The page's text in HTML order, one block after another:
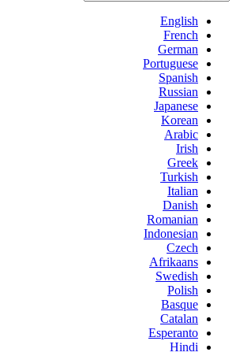
English
French
German
Portuguese
Spanish
Russian
Japanese
Korean
Arabic
Irish
Greek
Turkish
Italian
Danish
Romanian
Indonesian
Czech
Afrikaans
Swedish
Polish
Basque
Catalan
Esperanto
Hindi